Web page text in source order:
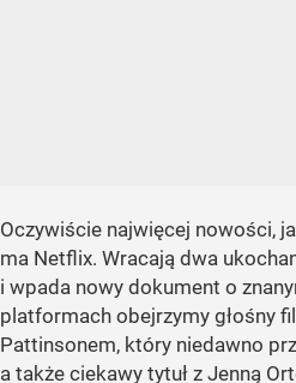
Oczywiście najwięcej nowości,
ma Netflix. Wracają dwa
i wpada nowy dokument o
platformach obejrzymy głośny
Pattinsonem, który niedawno
a także ciekawy tytuł z Jenną